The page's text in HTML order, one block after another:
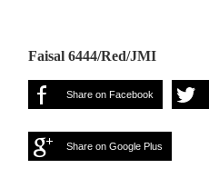
Faisal 6444/Red/JMI
Share on Facebook
Share on Google Plus